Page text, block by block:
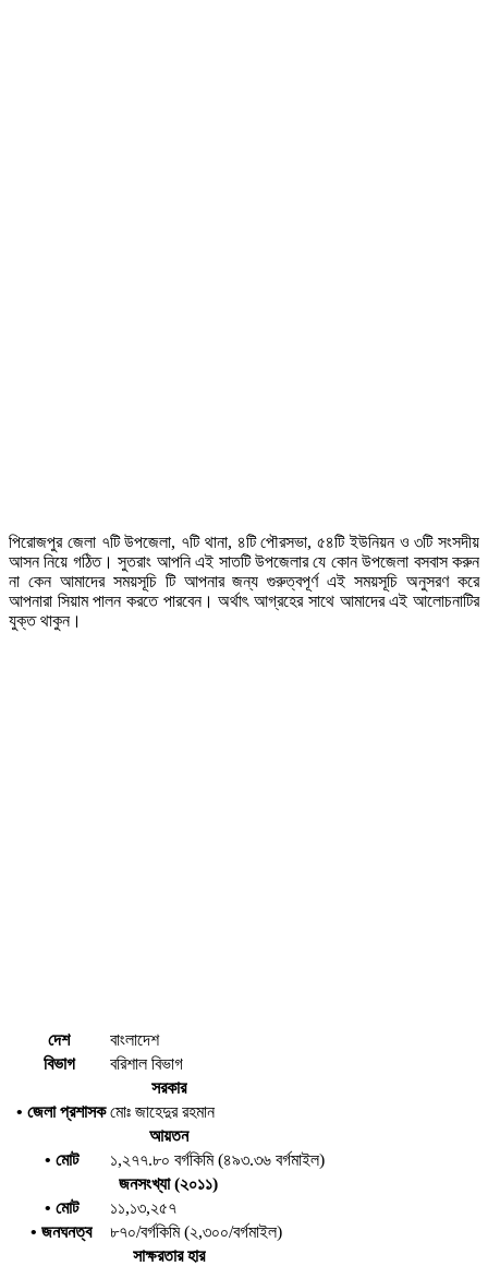
পিরোজপুর জেলা ৭টি উপজেলা, ৭টি থানা, ৪টি পৌরসভা, ৫৪টি ইউনিয়ন ও ৩টি সংসদীয়
আসন নিয়ে গঠিত। সুতরাং আপনি এই সাতটি উপজেলার যে কোন উপজেলা বসবাস করুন
না কেন আমাদের সময়সূচি টি আপনার জন্য গুরুত্বপূর্ণ এই সময়সূচি অনুসরণ করে
আপনারা সিয়াম পালন করতে পারবেন। অর্থাৎ আগ্রহের সাথে আমাদের এই আলোচনাটির
যুক্ত থাকুন।
দেশ
বাংলাদেশ
বিভাগ
বরিশাল বিভাগ
সরকার
• জেলা প্রশাসক মোঃ জাহেদুর রহমান
আয়তন
• মোট
১,২৭৭.৮০ বর্গকিমি (৪৯৩.৩৬ বর্গমাইল)
জনসংখ্যা (২০১১)
• মোট
১১,১৩,২৫৭
• জনঘনত্ব
৮৭০/বর্গকিমি (২,৩০০/বর্গমাইল)
সাক্ষরতার হার